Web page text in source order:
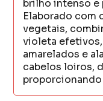
brilho intenso e
Elaborado com
vegetais,
violeta
amarelados e
cabelos loiros,